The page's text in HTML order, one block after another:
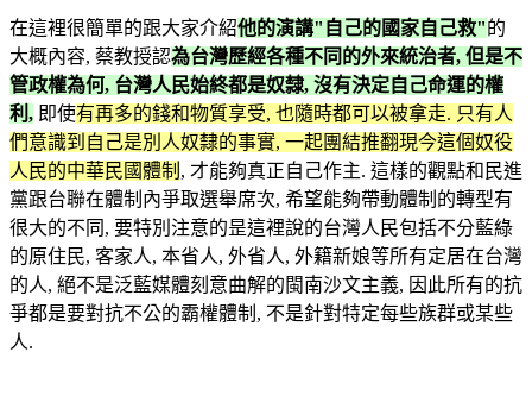
在這裡很簡單的跟大家介紹他的演講"自己的國家自己救"的
大概內容, 蔡教授認為台灣歷經各種不同的外來統治者, 但是不
管政權為何, 台灣人民始終都是奴隸, 沒有決定自己命運的權
利, 即使有再多的錢和物質享受, 也隨時都可以被拿走. 只有人
們意識到自己是別人奴隸的事實, 一起團結推翻現今這個奴役
人民的中華民國體制 , 才能夠真正自己作主. 這樣的觀點和民進
黨跟台聯在體制內爭取選舉席次, 希望能夠帶動體制的轉型有
很大的不同, 要特別注意的昰這裡說的台灣人民包括不分藍綠
的原住民, 客家人, 本省人, 外省人, 外籍新娘等所有定居在台灣
的人, 絕不是泛藍媒體刻意曲解的閩南沙文主義, 因此所有的抗
爭都是要對抗不公的霸權體制, 不是針對特定每些族群或某些
人.